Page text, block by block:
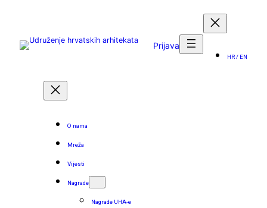
Prijava
HR / EN
O nama
Mreža
Vijesti
Nagrade
Nagrade UHA-e